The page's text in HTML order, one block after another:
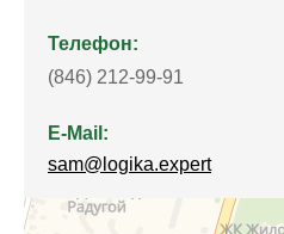
Телефон:
(846) 212-99-91
E-Mail:
sam@logika.expert